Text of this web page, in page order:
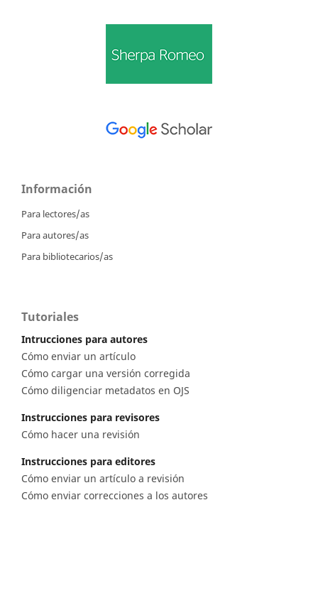
Información
Para lectores/as
Para autores/as
Para bibliotecarios/as
Tutoriales
Intrucciones para autores
Cómo enviar un artículo
Cómo cargar una versión corregida
Cómo diligenciar metadatos en OJS
Instrucciones para revisores
Cómo hacer una revisión
Instrucciones para editores
Cómo enviar un artículo a revisión
Cómo enviar correcciones a los autores